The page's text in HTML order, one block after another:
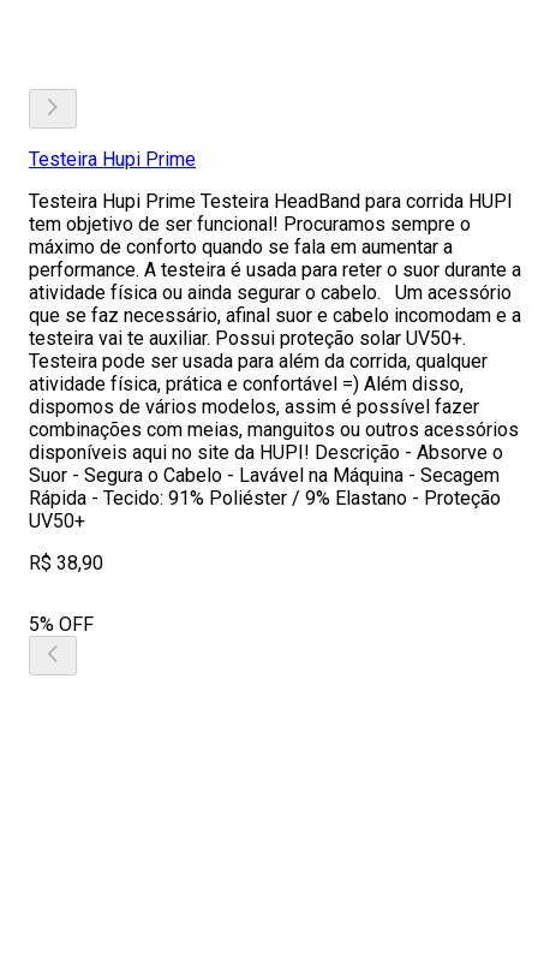
Testeira Hupi Prime
Testeira Hupi Prime Testeira HeadBand para corrida HUPI
tem objetivo de ser funcional! Procuramos sempre o
máximo de conforto quando se fala em aumentar a
performance. A testeira é usada para reter o suor durante a
atividade física ou ainda segurar o cabelo. Um acessório
que se faz necessário, afinal suor e cabelo incomodam e a
testeira vai te auxiliar. Possui proteção solar UV50+.
Testeira pode ser usada para além da corrida, qualquer
atividade física, prática e confortável =) Além disso,
dispomos de vários modelos, assim é possível fazer
combinações com meias, manguitos ou outros acessórios
disponíveis aqui no site da HUPI! Descrição - Absorve o
Suor - Segura o Cabelo - Lavável na Máquina - Secagem
Rápida - Tecido: 91% Poliéster / 9% Elastano - Proteção
UV50+
R$ 38,90
5% OFF